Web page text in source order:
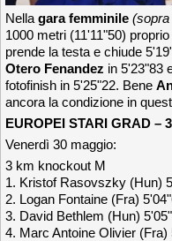
Nella gara femminile (sopra
1000 metri (11'11"50)
prende la testa e chiude
Otero Fenandez in 5'23"83
fotofinish in 5'25"22. Bene
ancora la condizione in
EUROPEI STARI GRAD –
Venerdì 30 maggio:
3 km knockout M
1. Kristof Rasovszky (Hun)
2. Logan Fontaine (Fra)
3. David Bethlem (Hun)
4. Marc Antoine Olivier (Fra)